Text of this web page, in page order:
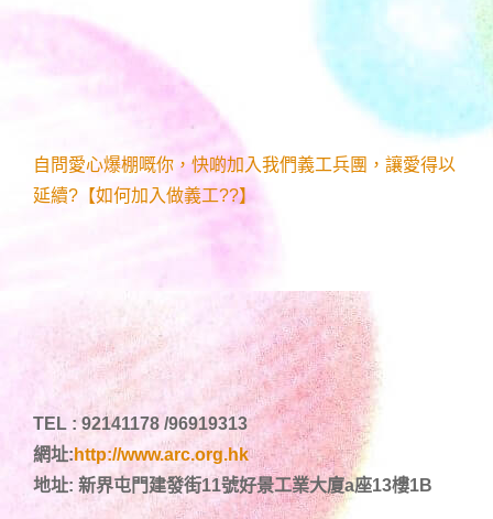
自問愛心爆棚嘅你，快啲加入我們義工兵團，讓愛得以
延續?【如何加入做義工??】
TEL : 92141178 /96919313
網址: http://www.arc.org.hk
地址: 新界屯門建發街11號好景工業大廈a座13樓1B